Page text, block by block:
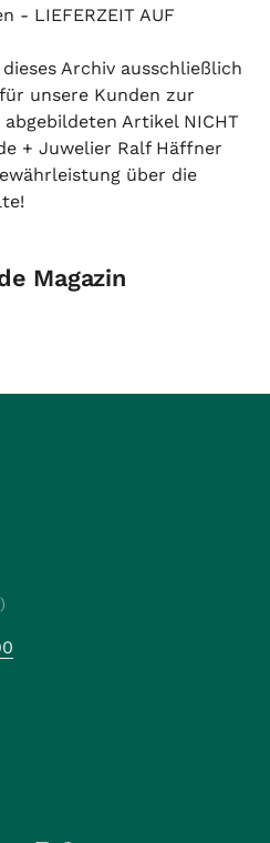
- LIEFERZEIT AUF
Archiv ausschließlich
unsere Kunden zur
Artikel NICHT
+ Juwelier Ralf Häffner
über die
Magazin